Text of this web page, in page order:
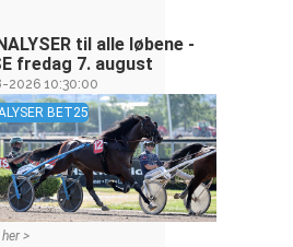
til alle løbene -
fredag 7. august
2026 10:30:00
BET25
>